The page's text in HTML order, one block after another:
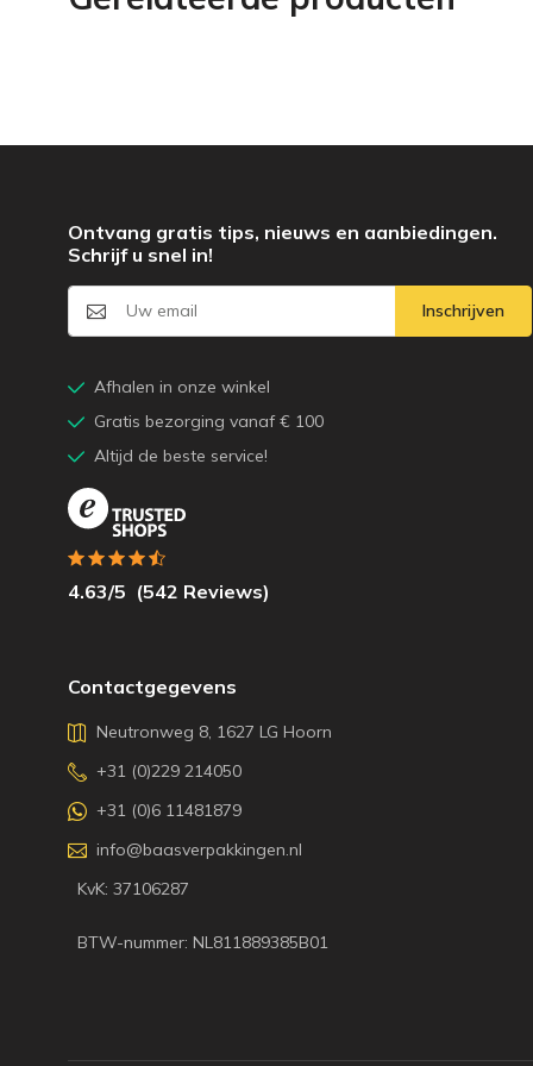
Contactgegevens
Neutronweg 8, 1627 LG Hoorn
+31 (0)229 214050
+31 (0)6 11481879
info@baasverpakkingen.nl
KvK: 37106287
BTW-nummer: NL811889385B01
Ontvang gratis tips, nieuws en aanbiedingen.
Schrijf u snel in!
Inschrijven
Afhalen in onze winkel
Gratis bezorging vanaf € 100
Altijd de beste service!
4.63/5 (542 Reviews)